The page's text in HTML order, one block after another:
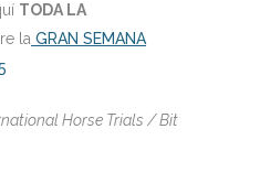
TODA LA
la GRAN SEMANA
Horse Trials / Bit